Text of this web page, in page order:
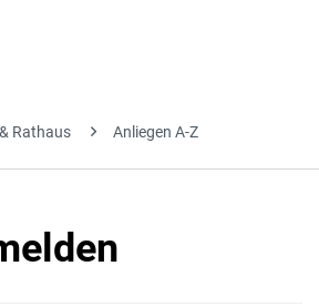
Rathaus Anliegen A-Z